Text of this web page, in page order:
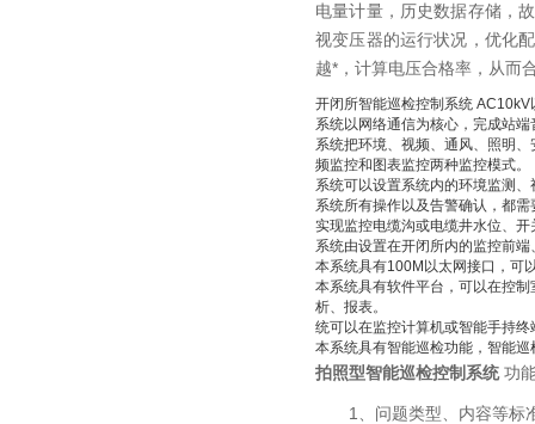
电量计量，历史数据存储，
视变压器的运行状况，优化
越*，计算电压合格率，从而
开闭所智能巡检控制系统
系统以网络通信为核心，完成站
系统把环境、视频、通风、照明
频监控和图表监控两种监控模式。
系统可以设置系统内的环境监测
系统所有操作以及告警确认，都
实现监控电缆沟或电缆井水位、
系统由设置在开闭所内的监控前
本系统具有100M以太网接口，可
本系统具有软件平台，可以在控
析、报表。
统可以在监控计算机或智能手持
本系统具有智能巡检功能，智能
拍照型智能巡检控制系统功
1、问题类型、内容等标